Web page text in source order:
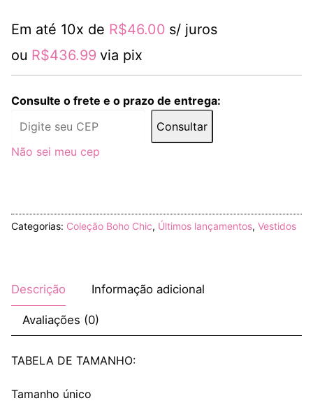
Em até 10x de R$46.00 s/ juros
ou R$436.99 via pix
Consulte o frete e o prazo de entrega:
Consultar
Não sei meu cep
Categorias: Coleção Boho Chic, Últimos lançamentos, Vestidos
Descrição Informação adicional
Avaliações (0)
TABELA DE TAMANHO:
Tamanho único